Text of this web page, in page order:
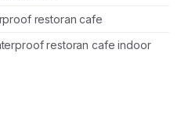
restoran cafe
restoran cafe indoor